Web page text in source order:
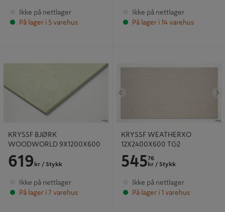
Ikke på nettlager
På lager i 5 varehus
Ikke på nettlager
På lager i 14 varehus
KRYSSF BJØRK
WOODWORLD 9X1200X600
619 kr / Stykk
Ikke på nettlager
På lager i 7 varehus
KRYSSF WEATHERXO
12X2400X600 TG2
54576
kr / Stykk
Ikke på nettlager
På lager i 1 varehus